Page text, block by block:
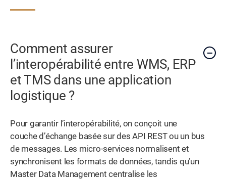
Comment assurer
l’interopérabilité entre WMS, ERP
et TMS dans une application
logistique ?
Pour garantir l’interopérabilité, on conçoit une
couche d’échange basée sur des API REST ou un bus
de messages. Les micro-services normalisent et
synchronisent les formats de données, tandis qu’un
Master Data Management centralise les